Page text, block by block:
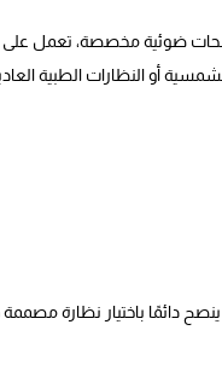
ضوئية مخصصة، تعمل على
دائمًا باختيار نظارة